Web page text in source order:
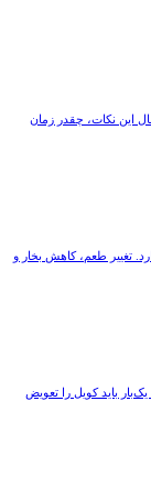
این نکات، چقدر زمان
تغییر طعم، کاهش بخار و
باید کویل را تعویض